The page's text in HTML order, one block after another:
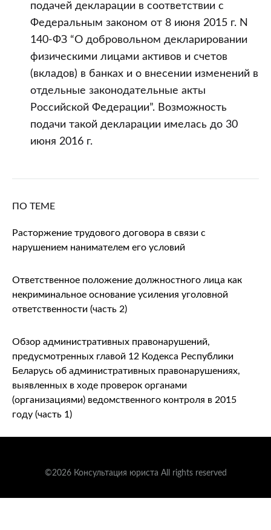
подачей декларации в соответствии с
Федеральным законом от 8 июня 2015 г. N
140-ФЗ “О добровольном декларировании
физическими лицами активов и счетов
(вкладов) в банках и о внесении изменений в
отдельные законодательные акты
Российской Федерации”. Возможность
подачи такой декларации имелась до 30
июня 2016 г.
ПО ТЕМЕ
Расторжение трудового договора в связи с
нарушением нанимателем его условий
Ответственное положение должностного лица как
некриминальное основание усиления уголовной
ответственности (часть 2)
Обзор административных правонарушений,
предусмотренных главой 12 Кодекса Республики
Беларусь об административных правонарушениях,
выявленных в ходе проверок органами
(организациями) ведомственного контроля в 2015
году (часть 1)
©2026 Консультация юриста All rights reserved